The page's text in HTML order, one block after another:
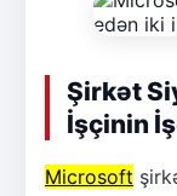
Şirkət
İşçinin
Microsoft